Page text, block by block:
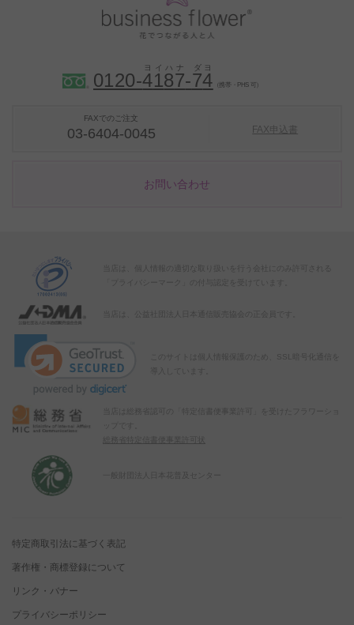
0120-4187-74 （携帯・PHS 可）
FAXでのご注文
03-6404-0045 FAX申込書
お問い合わせ
当店は、個人情報の適切な取り扱いを行う会社にのみ許可される
「プライバシーマーク」の付与認定を受けています。
当店は、公益社団法人日本通信販売協会の正会員です。
このサイトは個人情報保護のため、SSL暗号化通信を
導入しています。
当店は総務省認可の「特定信書便事業許可」を受けたフラワーショ
総務省特定信書便事業許可状
特定商取引法に基づく表記
著作権・商標登録について
リンク・バナー
プライバシーポリシー